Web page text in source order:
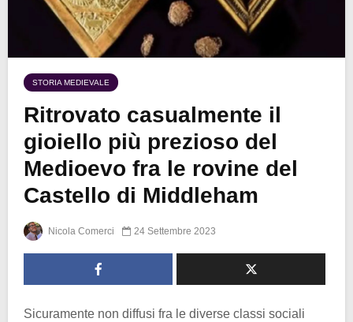
STORIA MEDIEVALE
Ritrovato casualmente il
gioiello più prezioso del
Medioevo fra le rovine del
Castello di Middleham
Nicola Comerci 24 Settembre 2023
Sicuramente non diffusi fra le diverse classi sociali